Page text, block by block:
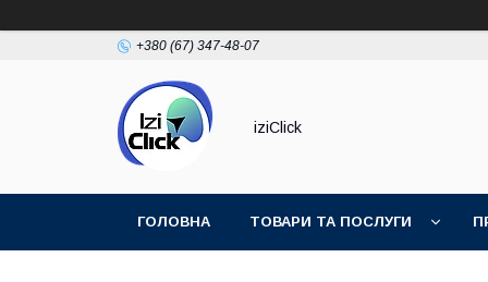
+380 (67) 347-48-07
iziClick
ГОЛОВНА ТОВАРИ ТА ПОСЛУГИ